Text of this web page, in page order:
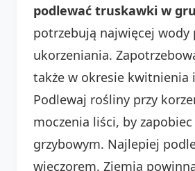
podlewać truskawki w
potrzebują najwięcej wody
ukorzeniania.
także w okresie kwitnienia
Podlewaj rośliny przy
moczenia liści, by
grzybowym. Najlepiej
wieczorem. Ziemia